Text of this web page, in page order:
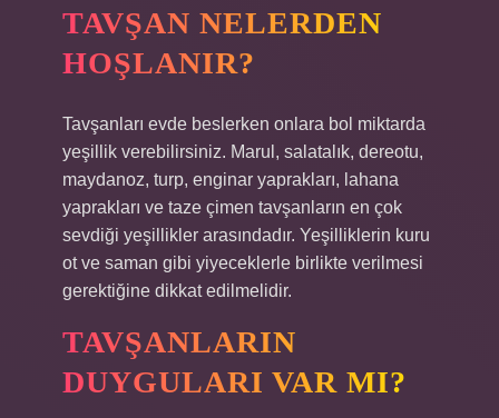
TAVŞAN NELERDEN
HOŞLANIR?
Tavşanları evde beslerken onlara bol miktarda
yeşillik verebilirsiniz. Marul, salatalık, dereotu,
maydanoz, turp, enginar yaprakları, lahana
yaprakları ve taze çimen tavşanların en çok
sevdiği yeşillikler arasındadır. Yeşilliklerin kuru
ot ve saman gibi yiyeceklerle birlikte verilmesi
gerektiğine dikkat edilmelidir.
TAVŞANLARIN
DUYGULARI VAR MI?